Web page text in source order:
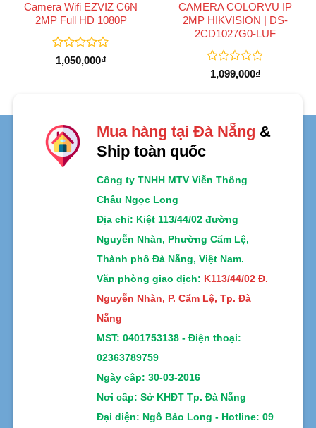
Camera Wifi EZVIZ C6N
2MP Full HD 1080P
Được
1,050,000₫
CAMERA COLORVU IP
2MP HIKVISION | DS-
2CD1027G0-LUF
Được
sao
1,099,000₫
Mua hàng tại Đà Nẵng &
Ship toàn quốc
Công ty TNHH MTV Viễn Thông
Châu Ngọc Long
Địa chỉ: Kiệt 113/44/02 đường
Nguyễn Nhàn, Phường Cẩm Lệ,
Thành phố Đà Nẵng, Việt Nam.
Văn phòng giao dịch: K113/44/02 Đ.
Nguyễn Nhàn, P. Cẩm Lệ, Tp. Đà
Nẵng
MST: 0401753138 - Điện thoại:
02363789759
Ngày câp: 30-03-2016
Nơi cấp: Sở KHĐT Tp. Đà Nẵng
Đại diện: Ngô Bảo Long - Hotline: 09